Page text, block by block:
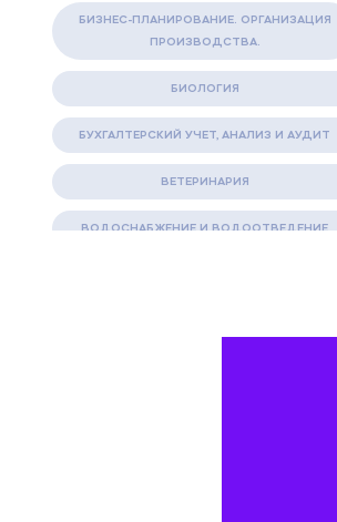
БИЗНЕС-ПЛАНИРОВАНИЕ. ОРГАНИЗАЦИЯ
ПРОИЗВОДСТВА.
БИОЛОГИЯ
БУХГАЛТЕРСКИЙ УЧЕТ, АНАЛИЗ И АУДИТ
ВЕТЕРИНАРИЯ
ВОДОСНАБЖЕНИЕ И ВОДООТВЕДЕНИЕ